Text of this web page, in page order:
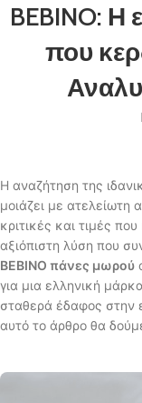
BEBINO:
που
Η αναζήτηση της
μοιάζει με
κριτικές και τιμές
αξιόπιστη λύση που
BEBINO πάνες μωρού
για μια ελληνική
σταθερά έδαφος στην
αυτό το άρθρο θα